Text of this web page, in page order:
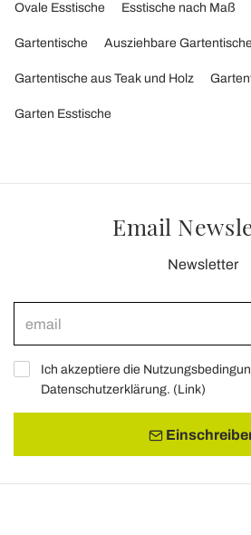
Ovale Esstische Esstische nach Maß
Gartentische Ausziehbare Gartentische
Gartentische aus Teak und Holz
Garten Esstische
Email
Newsletter
Ich akzeptiere die
Datenschutzerklärung. (Link)